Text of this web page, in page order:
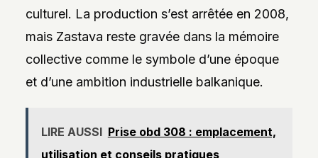
culturel. La production s’est arrêtée en 2008,
mais Zastava reste gravée dans la mémoire
collective comme le symbole d’une époque
et d’une ambition industrielle balkanique.
LIRE AUSSI Prise obd 308 : emplacement,
utilisation et conseils pratiques